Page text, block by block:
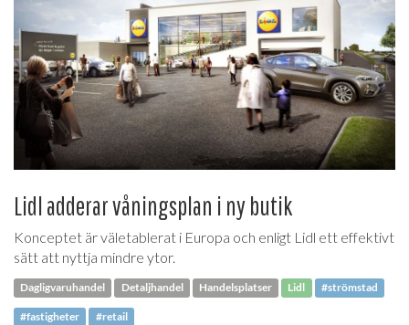
Lidl adderar våningsplan i ny butik
Konceptet är väletablerat i Europa och enligt Lidl ett effektivt
sätt att nyttja mindre ytor.
Dagligvaruhandel Detaljhandel Handelsplatser Lidl #strömstad
#fastigheter #retail